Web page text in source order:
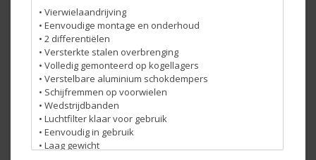
• Vierwielaandrijving
• Eenvoudige montage en onderhoud
• 2 differentiëlen
• Versterkte stalen overbrenging
• Volledig gemonteerd op kogellagers
• Verstelbare aluminium schokdempers
• Schijfremmen op voorwielen
• Wedstrijdbanden
• Luchtfilter klaar voor gebruik
• Eenvoudig in gebruik
• Laag gewicht